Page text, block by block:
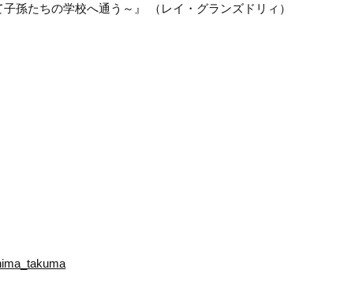
孫たちの学校へ通う～』 （レイ・グランズドリィ）